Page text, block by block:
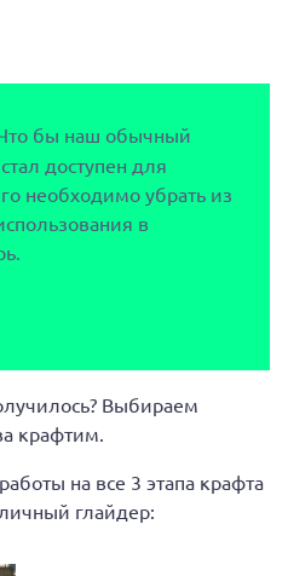
бы наш обычный
доступен для
необходимо убрать из
в
Выбираем
крафтим.
на все 3 этапа крафта
глайдер: